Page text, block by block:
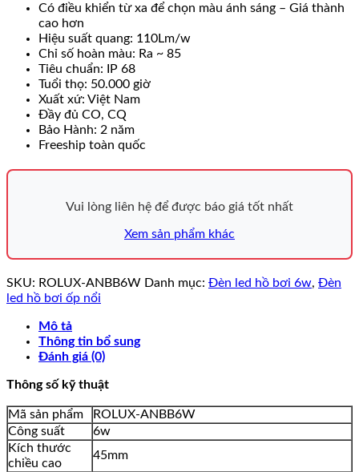
Có điều khiển từ xa để chọn màu ánh sáng – Giá thành
cao hơn
Hiệu suất quang: 110Lm/w
Chỉ số hoàn màu: Ra ~ 85
Tiêu chuẩn: IP 68
Tuổi thọ: 50.000 giờ
Xuất xứ: Việt Nam
Đầy đủ CO, CQ
Bảo Hành: 2 năm
Freeship toàn quốc
Vui lòng liên hệ để được báo giá tốt nhất
Xem sản phẩm khác
SKU: ROLUX-ANBB6W Danh mục: Đèn led hồ bơi 6w, Đèn
led hồ bơi ốp nổi
Mô tả
Thông tin bổ sung
Đánh giá (0)
Thông số kỹ thuật
Mã sản phẩm
ROLUX-ANBB6W
Công suất
6w
Kích thước
chiều cao
45mm